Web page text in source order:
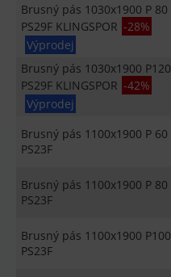
Brusný pás 1030x1900 P 80
PS29F KLINGSPOR -28%
Výprodej
Brusný pás 1030x1900 P120
PS29F KLINGSPOR -42%
Výprodej
Brusný pás 1100x1900 P 60
PS23F
Brusný pás 1100x1900 P 80
PS23F
Brusný pás 1100x1900 P100
PS23F